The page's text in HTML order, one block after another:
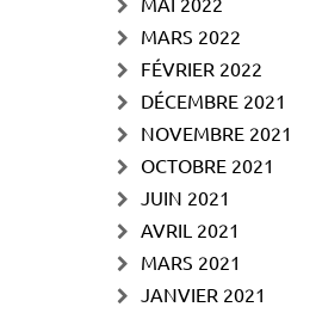
MARS 2022
FÉVRIER 2022
DÉCEMBRE 2021
NOVEMBRE 2021
OCTOBRE 2021
JUIN 2021
AVRIL 2021
MARS 2021
JANVIER 2021